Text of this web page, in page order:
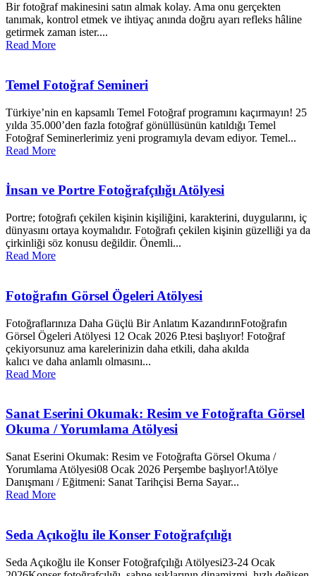
Bir fotoğraf makinesini satın almak kolay. Ama onu gerçekten
tanımak, kontrol etmek ve ihtiyaç anında doğru ayarı refleks hâline
getirmek zaman ister....
Read More
Temel Fotoğraf Semineri
Türkiye’nin en kapsamlı Temel Fotoğraf programını kaçırmayın! 25
yılda 35.000’den fazla fotoğraf gönüllüsünün katıldığı Temel
Fotoğraf Seminerlerimiz yeni programıyla devam ediyor. Temel...
Read More
İnsan ve Portre Fotoğrafçılığı Atölyesi
Portre; fotoğrafı çekilen kişinin kişiliğini, karakterini, duygularını, iç
dünyasını ortaya koymalıdır. Fotoğrafı çekilen kişinin güzelliği ya da
çirkinliği söz konusu değildir. Önemli...
Read More
Fotoğrafın Görsel Ögeleri Atölyesi
Fotoğraflarınıza Daha Güçlü Bir Anlatım KazandırınFotoğrafın
Görsel Ögeleri Atölyesi 12 Ocak 2026 P.tesi başlıyor! Fotoğraf
çekiyorsunuz ama karelerinizin daha etkili, daha akılda
kalıcı ve daha anlamlı olmasını...
Read More
Sanat Eserini Okumak: Resim ve Fotoğrafta Görsel
Okuma / Yorumlama Atölyesi
Sanat Eserini Okumak: Resim ve Fotoğrafta Görsel Okuma /
Yorumlama Atölyesi08 Ocak 2026 Perşembe başlıyor!Atölye
Danışmanı / Eğitmeni: Sanat Tarihçisi Berna Sayar...
Read More
Seda Açıkoğlu ile Konser Fotoğrafçılığı
Seda Açıkoğlu ile Konser Fotoğrafçılığı Atölyesi23-24 Ocak